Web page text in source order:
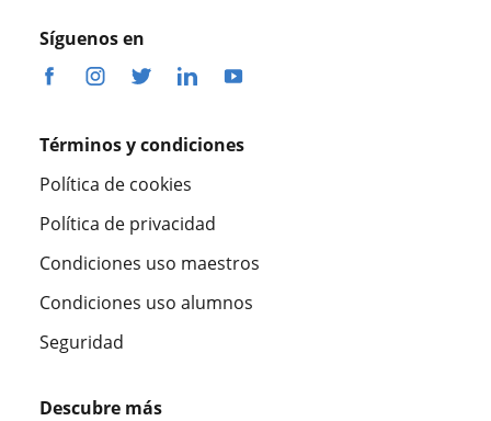
Síguenos en
Términos y condiciones
Política de cookies
Política de privacidad
Condiciones uso maestros
Condiciones uso alumnos
Seguridad
Descubre más